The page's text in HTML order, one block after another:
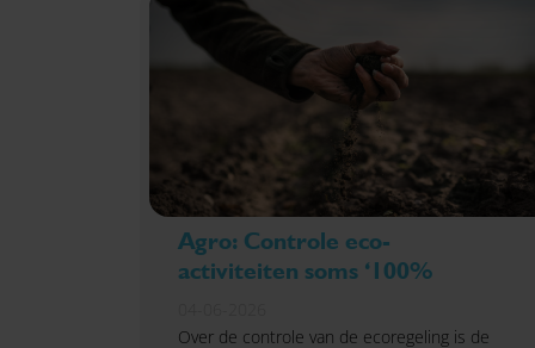
Agro: Controle eco-
activiteiten soms ‘100%
Over de controle van de ecoregeling is de